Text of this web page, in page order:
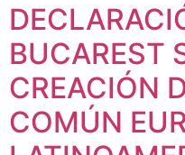
BUCAREST
CREACIÓN
COMÚN